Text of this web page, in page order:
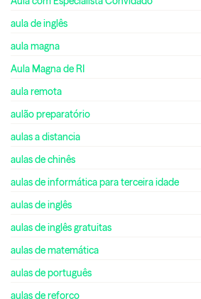
aula de inglês
aula magna
Aula Magna de RI
aula remota
aulão preparatório
aulas a distancia
aulas de chinês
aulas de informática para terceira idade
aulas de inglês
aulas de inglês gratuitas
aulas de matemática
aulas de português
aulas de reforco